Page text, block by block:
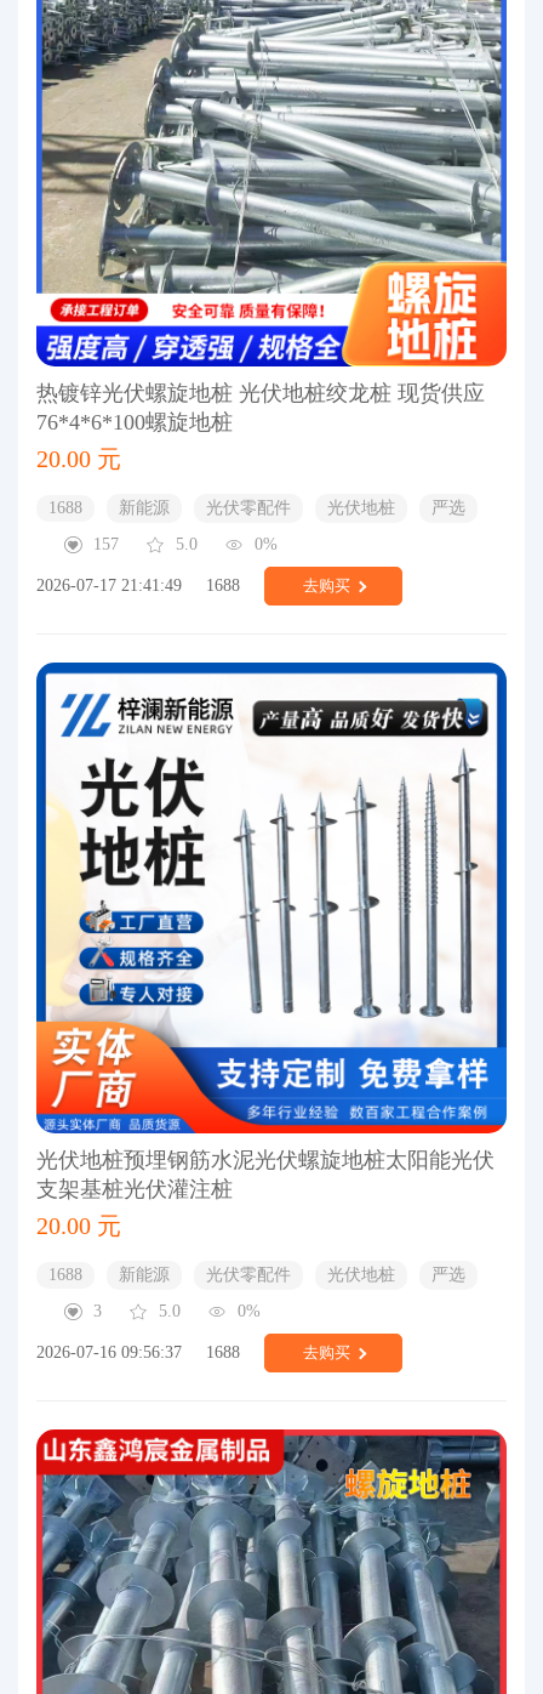
热镀锌光伏螺旋地桩 光伏地桩绞龙桩 现货供应
76*4*6*100螺旋地桩
20.00 元
1688 新能源 光伏零配件 光伏地桩
严选
157
5.0 0%
2026-07-17 21:41:49 1688 去购买
光伏地桩预埋钢筋水泥光伏螺旋地桩太阳能光伏
支架基桩光伏灌注桩
20.00 元
1688 新能源 光伏零配件 光伏地桩
严选
3
5.0 0%
2026-07-16 09:56:37 1688 去购买